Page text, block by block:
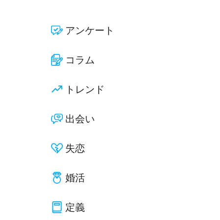
アンケート
コラム
トレンド
出会い
失恋
婚活
定義